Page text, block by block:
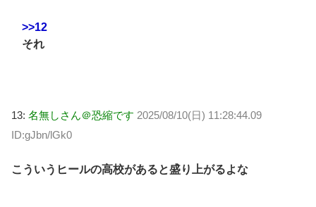
>>12
それ
13: 名無しさん＠恐縮です 2025/08/10(日) 11:28:44.09
ID:gJbn/lGk0
こういうヒールの高校があると盛り上がるよな